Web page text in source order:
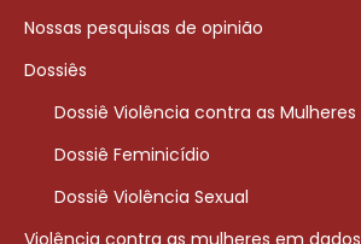
Nossas pesquisas de opinião
Dossiês
Dossiê Violência contra as Mulheres
Dossiê Feminicídio
Dossiê Violência Sexual